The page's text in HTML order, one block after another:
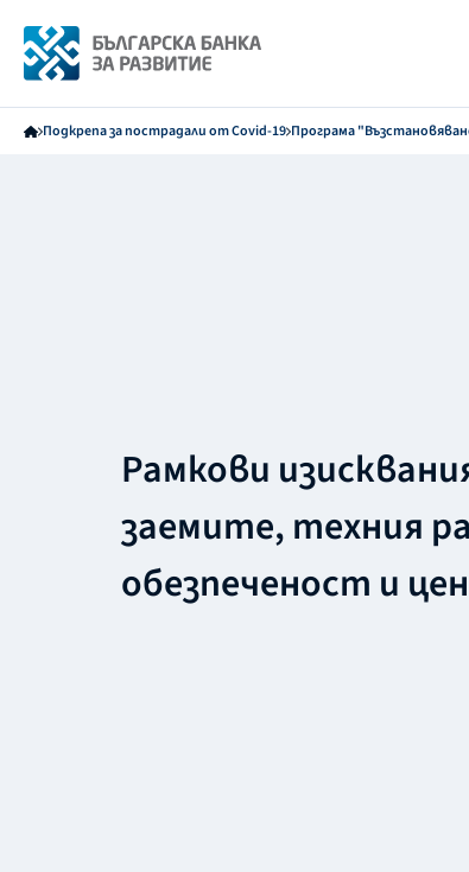
Подкрепа за пострадали от Covid-19 Програма
Рамкови
заемите, техния
обезпеченост и